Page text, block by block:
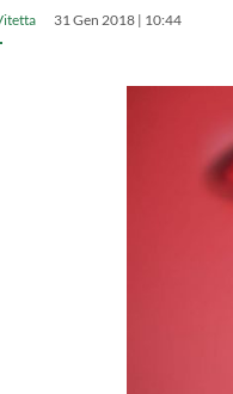
31 Gen 2018 | 10:44